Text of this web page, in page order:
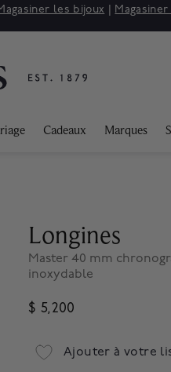
les bijoux |
Cadeaux Marques
Longines
Master 40 mm
inoxydable
$ 5,200
Ajouter à votre